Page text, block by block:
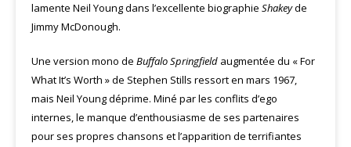
lamente Neil Young dans l’excellente biographie Shakeyde
Jimmy McDonough.
Une version mono de Buffalo Springfield augmentée du « For
What It’s Worth » de Stephen Stills ressort en mars 1967,
mais Neil Young déprime. Miné par les conflits d’ego
internes, le manque d’enthousiasme de ses partenaires
pour ses propres chansons et l’apparition de terrifiantes